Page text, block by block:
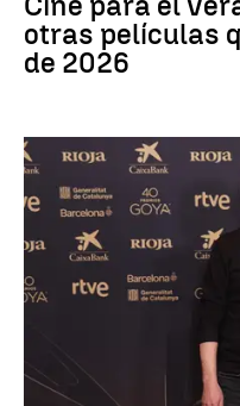
otras películas
de 2026
Actor